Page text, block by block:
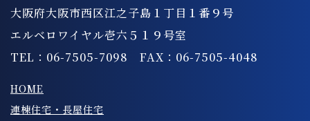
大阪府大阪市西区江之子島１丁目１番９号
エルベロワイヤル壱六５１９号室
TEL：06-7505-7098 FAX：06-7505-4048
HOME
連棟住宅・長屋住宅